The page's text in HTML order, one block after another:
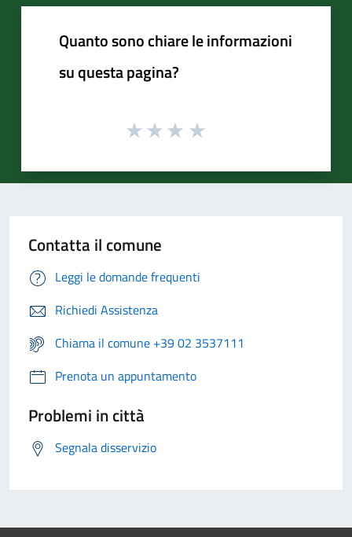
Quanto sono chiare le informazioni
su questa pagina?
Contatta il comune
Leggi le domande frequenti
Richiedi Assistenza
Chiama il comune +39 02 3537111
Prenota un appuntamento
Problemi in città
Segnala disservizio